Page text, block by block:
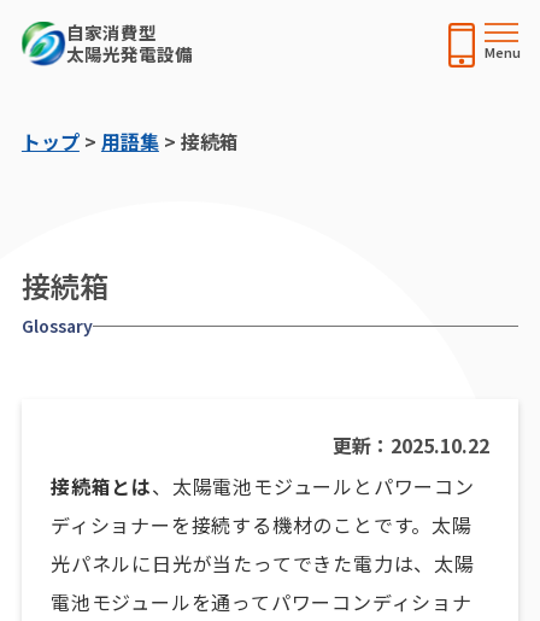
自家消費型
太陽光発電設備
トップ> 用語集> 接続箱
接続箱
Glossary
更新：2025.10.22
接続箱とは、太陽電池モジュールとパワーコン
ディショナーを接続する機材のことです。太陽
光パネルに日光が当たってできた電力は、太陽
電池モジュールを通ってパワーコンディショナ